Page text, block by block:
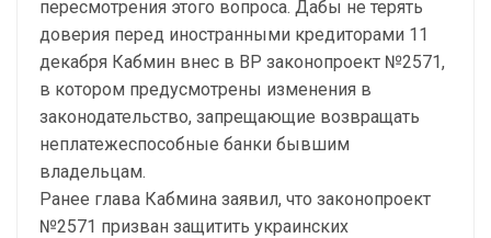
пересмотрения этого вопроса. Дабы не терять
доверия перед иностранными кредиторами 11
декабря Кабмин внес в ВР законопроект №2571,
в котором предусмотрены изменения в
законодательство, запрещающие возвращать
неплатежеспособные банки бывшим
владельцам.
Ранее глава Кабмина заявил, что законопроект
№2571 призван защитить украинских